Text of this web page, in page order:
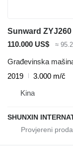
Sunward ZYJ260
110.000 US$
≈
Građevinska
2019
3.000 m/č
Kina
SHUNXIN